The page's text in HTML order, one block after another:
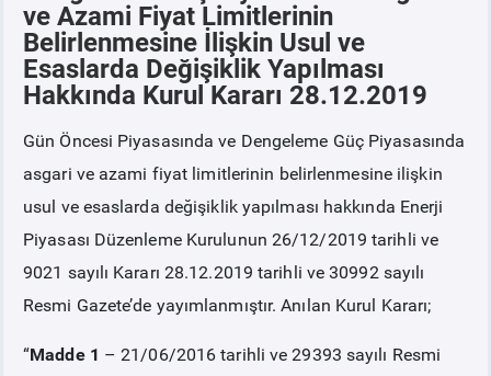
VADELİ ELEKTRİK PİYASASI
PİYASAKAYITSÜRECİ
SERBEST TÜKETİCİ
MALİ UZLAŞTIRMA
TEMİNAT
BÜLTENLER
ve Azami Fiyat Limitlerinin
Belirlenmesine İlişkin Usul ve
Esaslarda Değişiklik Yapılması
Hakkında Kurul Kararı 28.12.2019
Gün Öncesi Piyasasında ve Dengeleme Güç Piyasasında
asgari ve azami fiyat limitlerinin belirlenmesine ilişkin
usul ve esaslarda değişiklik yapılması hakkında Enerji
Piyasası Düzenleme Kurulunun 26/12/2019 tarihli ve
9021 sayılı Kararı 28.12.2019 tarihli ve 30992 sayılı
Resmi Gazete’de yayımlanmıştır. Anılan Kurul Kararı;
“Madde 1 – 21/06/2016 tarihli ve 29393 sayılı Resmi